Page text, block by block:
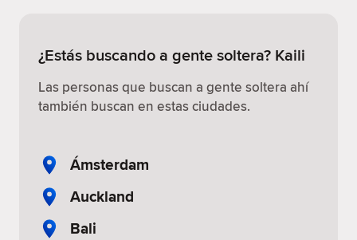
¿Estás buscando a gente soltera? Kaili
Las personas que buscan a gente soltera ahí
también buscan en estas ciudades.
Ámsterdam
Auckland
Bali